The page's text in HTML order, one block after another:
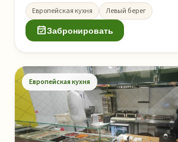
Европейская кухня Левый берег
Забронировать
Европейская кухня